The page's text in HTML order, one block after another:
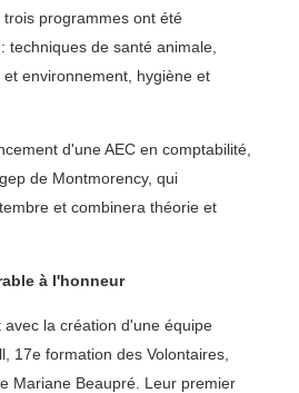
programmes ont été
techniques de santé animale,
environnement, hygiène et
d'une AEC en comptabilité,
de Montmorency, qui
et combinera théorie et
à l'honneur
la création d'une équipe
17e formation des Volontaires,
Mariane Beaupré. Leur premier